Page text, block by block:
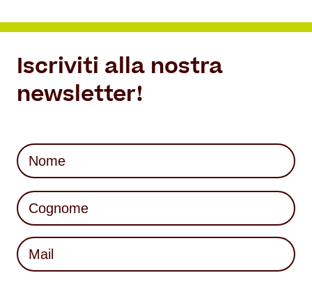
Iscriviti alla nostra
newsletter!
Nome
(Required)
Last
Mail
(Required)